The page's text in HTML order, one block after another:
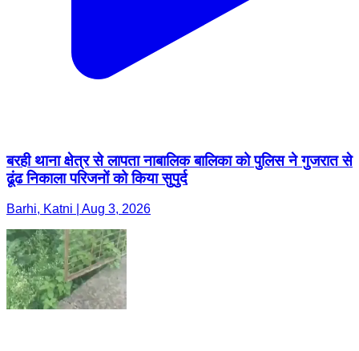
बरही थाना क्षेत्र से लापता नाबालिक बालिका को पुलिस ने गुजरात से
ढूंढ निकाला परिजनों को किया सुपुर्द
Barhi, Katni | Aug 3, 2026